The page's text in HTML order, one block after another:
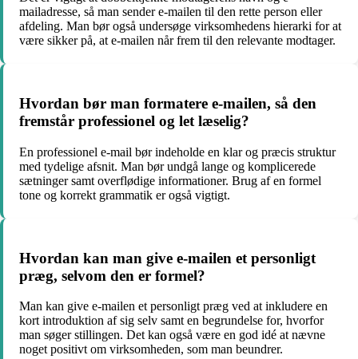
mailadresse, så man sender e-mailen til den rette person eller
afdeling. Man bør også undersøge virksomhedens hierarki for at
være sikker på, at e-mailen når frem til den relevante modtager.
Hvordan bør man formatere e-mailen, så den
fremstår professionel og let læselig?
En professionel e-mail bør indeholde en klar og præcis struktur
med tydelige afsnit. Man bør undgå lange og komplicerede
sætninger samt overflødige informationer. Brug af en formel
tone og korrekt grammatik er også vigtigt.
Hvordan kan man give e-mailen et personligt
præg, selvom den er formel?
Man kan give e-mailen et personligt præg ved at inkludere en
kort introduktion af sig selv samt en begrundelse for, hvorfor
man søger stillingen. Det kan også være en god idé at nævne
noget positivt om virksomheden, som man beundrer.